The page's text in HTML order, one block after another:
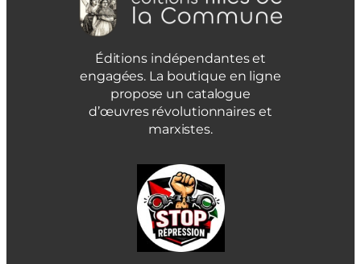
Éditions indépendantes et
engagées. La boutique en ligne
propose un catalogue
d’œuvres révolutionnaires et
marxistes.